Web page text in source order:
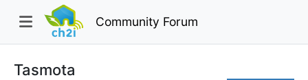
Community Forum
Tasmota